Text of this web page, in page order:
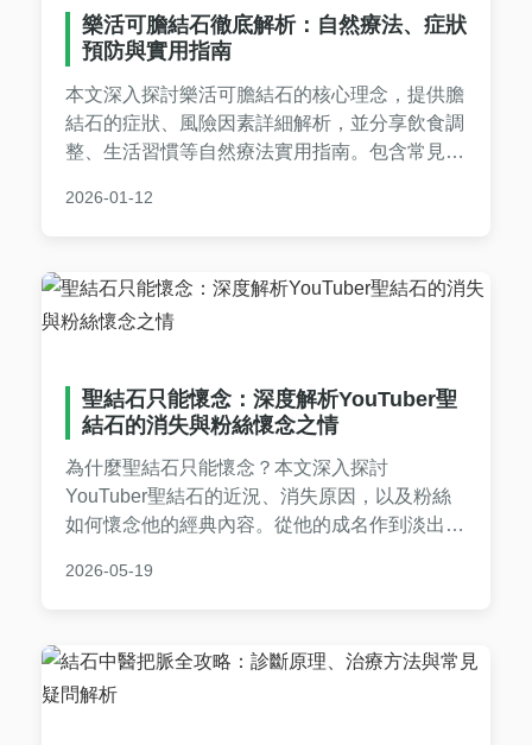
樂活可膽結石徹底解析：自然療法、症狀
預防與實用指南
本文深入探討樂活可膽結石的核心理念，提供膽
結石的症狀、風險因素詳細解析，並分享飲食調
整、生活習慣等自然療法實用指南。包含常見問
對膽結石問題。閱讀完整內容，掌握健康秘訣，
2026-01-12
聖結石只能懷念：深度解析YouTuber聖
結石的消失與粉絲懷念之情
為什麼聖結石只能懷念？本文深入探討
YouTuber聖結石的近況、消失原因，以及粉絲
如何懷念他的經典內容。從他的成名作到淡出影
個人見解和常見問答，滿足所有好奇的粉絲。
2026-05-19